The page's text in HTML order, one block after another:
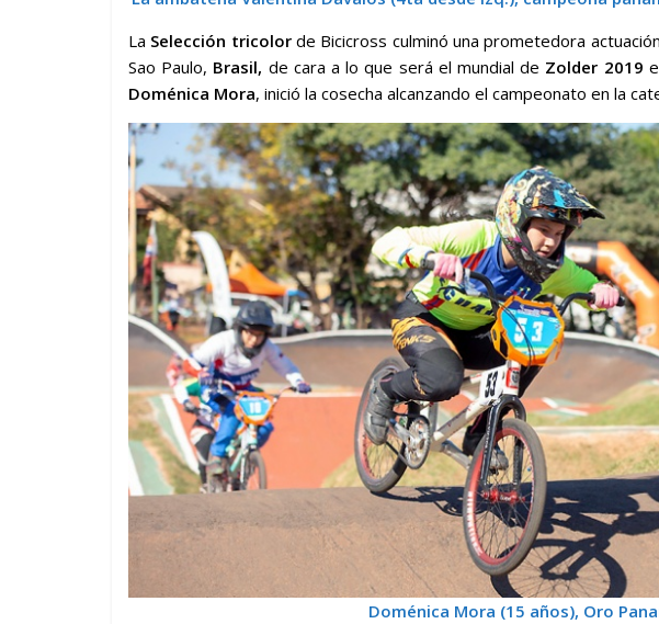
La Selección tricolorde Bicicross culminó una prometedora
Sao Paulo, Brasil, de cara a lo que será el mundial de Zolder 2019
Doménica Mora, inició la cosecha alcanzando el campeonato en la
Doménica Mora (15 años), Oro